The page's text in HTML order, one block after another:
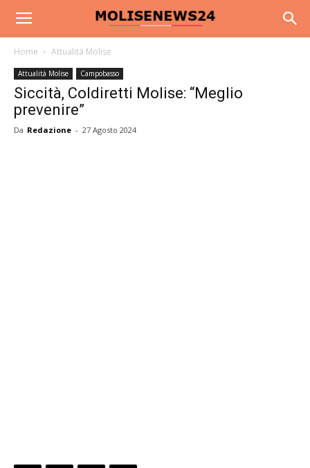
Home Attualità Molise
Attualità Molise Campobasso
Siccità, Coldiretti Molise: “Meglio
prevenire”
Da Redazione - 27 Agosto 2024